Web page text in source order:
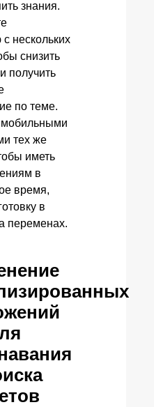
знания.
нескольких
снизить
получить
по теме.
мобильными
тех же
иметь
в
время,
в
переменах.